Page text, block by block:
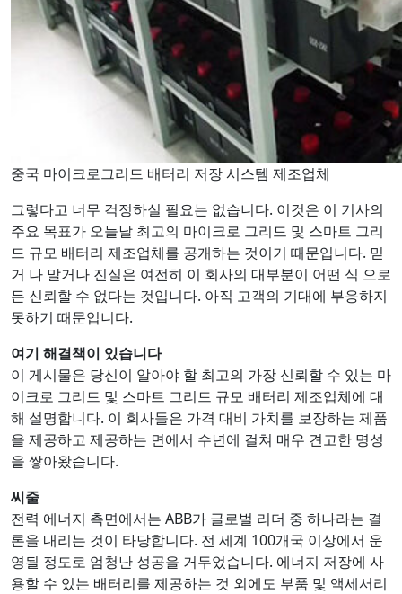
중국 마이크로그리드 배터리 저장 시스템 제조업체
그렇다고 너무 걱정하실 필요는 없습니다. 이것은 이 기사의
주요 목표가 오늘날 최고의 마이크로 그리드 및 스마트 그리
드 규모 배터리 제조업체를 공개하는 것이기 때문입니다. 믿
거 나 말거나 진실은 여전히 이 회사의 대부분이 어떤 식 으로
든 신뢰할 수 없다는 것입니다. 아직 고객의 기대에 부응하지
못하기 때문입니다.
여기 해결책이 있습니다
이 게시물은 당신이 알아야 할 최고의 가장 신뢰할 수 있는 마
이크로 그리드 및 스마트 그리드 규모 배터리 제조업체에 대
해 설명합니다. 이 회사들은 가격 대비 가치를 보장하는 제품
을 제공하고 제공하는 면에서 수년에 걸쳐 매우 견고한 명성
을 쌓아왔습니다.
씨줄
전력 에너지 측면에서는 ABB가 글로벌 리더 중 하나라는 결
론을 내리는 것이 타당합니다. 전 세계 100개국 이상에서 운
영될 정도로 엄청난 성공을 거두었습니다. 에너지 저장에 사
용할 수 있는 배터리를 제공하는 것 외에도 부품 및 액세서리